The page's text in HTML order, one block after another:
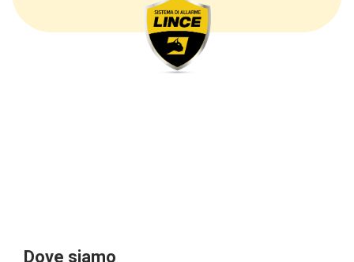
questi ultimi, cogliamo l’occasione per
sottolineare che i dati delle persone fisiche sono
sempre qualificati come personali, mentre le persone
giuridiche sono in via generale escluse
dal campo di applicazione del GDPR (artt. 1 e 4 del
Alcuni segmenti dell’attività richiesta potrebbero
Dove siamo